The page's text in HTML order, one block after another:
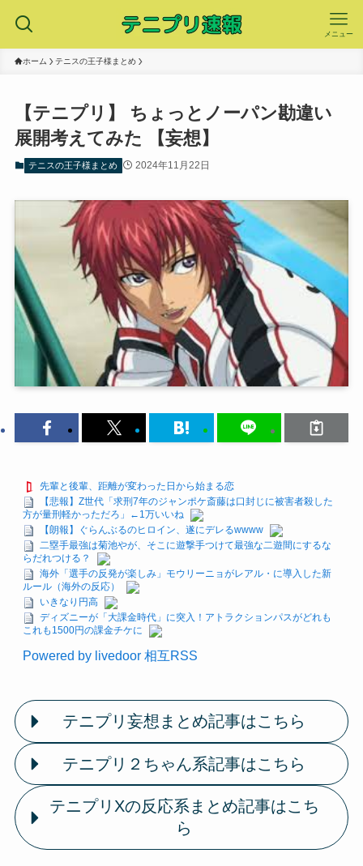
メニュー
ホーム テニスの王子様まとめ
【テニプリ】 ちょっとノーパン勘違い
展開考えてみた 【妄想】
テニスの王子様まとめ 2024年11月22日
先輩と後輩、距離が変わった日から始まる恋
【悲報】Z世代「求刑7年のジャンポケ斎藤は口封じに被害者殺した
方が量刑軽かっただろ」←1万いいね
【朗報】ぐらんぶるのヒロイン、遂にデレるwwww
二塁手最強は菊池やが、そこに遊撃手つけて最強な二遊間にするな
らだれつける？
海外「選手の反発が楽しみ」モウリーニョがレアル・に導入した新
ルール（海外の反応）
いきなり円高
ディズニーが「大課金時代」に突入！アトラクションパスがどれも
これも1500円の課金チケに
Powered by livedoor 相互RSS
テニプリ妄想まとめ記事はこちら
テニプリ２ちゃん系記事はこちら
テニプリXの反応系まとめ記事はこち
ら